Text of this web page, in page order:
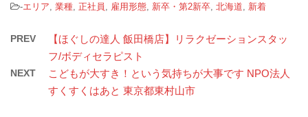
-エリア 業種 正社員 雇用形態 新卒・第2新卒 北海道 新着
PREV
【ほぐしの達人 飯田橋店】リラクゼーションスタッ
フ/ボディセラピスト
NEXT
こどもが大すき！という気持ちが大事です NPO法人
すくすくはあと 東京都東村山市